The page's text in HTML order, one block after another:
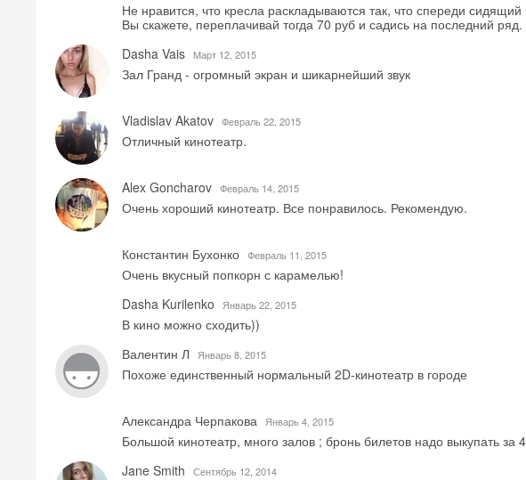
Не нравится, что кресла раскладываются так, что спереди
Вы скажете, переплачивай тогда 70 руб и садись на последний
Dasha Vais
Mарт 12, 2015
Зал Гранд - огромный экран и шикарнейший звук
Vladislav Akatov Февраль 22, 2015
Отличный кинотеатр.
Alex Goncharov Февраль 14, 2015
Очень хороший кинотеатр. Все понравилось. Рекомендую.
Константин Бухонко Февраль 11, 2015
Очень вкусный попкорн с карамелью!
Dasha Kurilenko
Январь 22, 2015
В кино можно сходить))
Валентин Л
Январь 8, 2015
Похоже единственный нормальный 2D-кинотеатр в городе
Александра Черпакова Январь 4, 2015
Большой кинотеатр, много залов ; бронь билетов надо выкупать за
Jane Smith
Сентябрь 12, 2014